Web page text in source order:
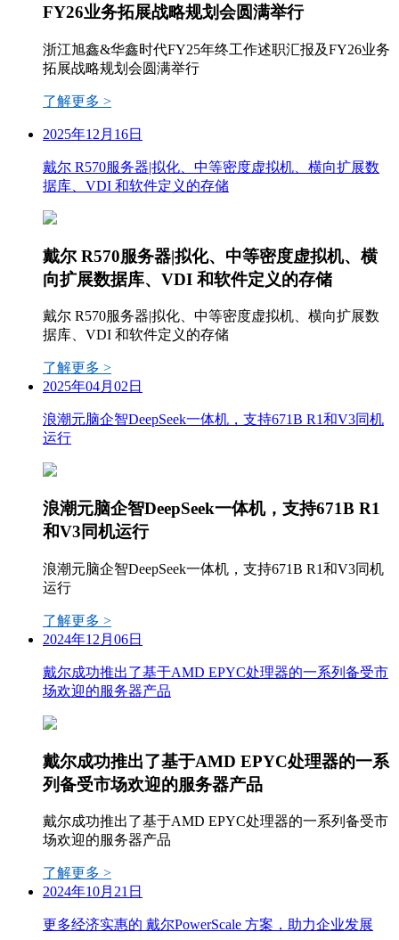
FY26业务拓展战略规划会圆满举行
浙江旭鑫&华鑫时代FY25年终工作述职汇报及FY26业务
拓展战略规划会圆满举行
了解更多 >
2025年12月16日
戴尔 R570服务器|拟化、中等密度虚拟机、横向扩展数
据库、VDI 和软件定义的存储
戴尔 R570服务器|拟化、中等密度虚拟机、横
向扩展数据库、VDI 和软件定义的存储
戴尔 R570服务器|拟化、中等密度虚拟机、横向扩展数
据库、VDI 和软件定义的存储
了解更多 >
2025年04月02日
浪潮元脑企智DeepSeek一体机，支持671B R1和V3同机
运行
浪潮元脑企智DeepSeek一体机，支持671B R1
和V3同机运行
浪潮元脑企智DeepSeek一体机，支持671B R1和V3同机
运行
了解更多 >
2024年12月06日
戴尔成功推出了基于AMD EPYC处理器的一系列备受市
场欢迎的服务器产品
戴尔成功推出了基于AMD EPYC处理器的一系
列备受市场欢迎的服务器产品
戴尔成功推出了基于AMD EPYC处理器的一系列备受市
场欢迎的服务器产品
了解更多 >
2024年10月21日
更多经济实惠的 戴尔PowerScale 方案，助力企业发展